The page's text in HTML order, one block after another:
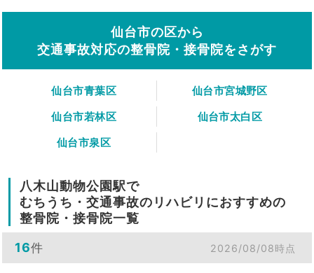
仙台市の区から
交通事故対応の整骨院・接骨院をさがす
仙台市青葉区
仙台市宮城野区
仙台市若林区
仙台市太白区
仙台市泉区
八木山動物公園駅で
むちうち・交通事故のリハビリにおすすめの
整骨院・接骨院一覧
16件 2026/08/08時点